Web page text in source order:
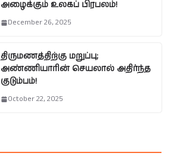
அழைக்கும் உலகப் பிரபலம்!
December 26, 2025
திருமணத்திற்கு மறுப்பு;
அண்ணியாரின் செயலால் அதிர்ந்த
குடும்பம்!
October 22, 2025